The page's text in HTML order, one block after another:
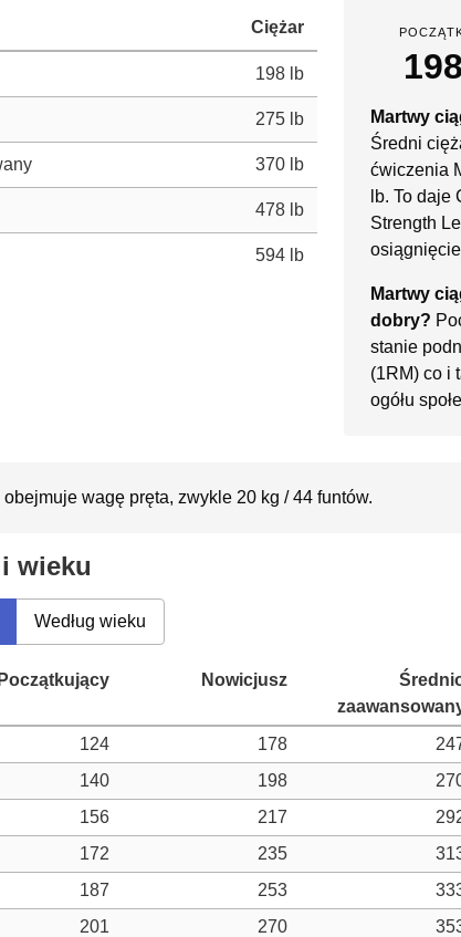
Ciężar
198 lb
275 lb
370 lb
478 lb
594 lb
Martwy
Średni
ćwiczenia
lb. To
Strength
Martwy
dobry?
stanie
(1RM) co i
ogółu
wagę pręta, zwykle 20 kg / 44 funtów.
wieku
Według wieku
124 178
140 198
156 217
172 235
187 253
201 270